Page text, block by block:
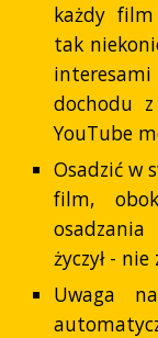
każdy film
tak
dochodu
YouTube
Osadzić w
film,
życzył -
Uwaga